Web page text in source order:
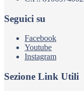
Seguici su
Facebook
Youtube
Instagram
Sezione Link Utili